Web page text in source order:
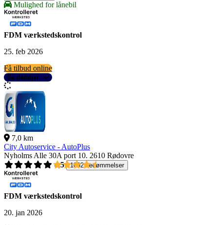
Mulighed for lånebil
FDM værkstedskontrol
25. feb 2026
Få tilbud online
Se detaljer
7,0 km
City Autoservice - AutoPlus
Nyholms Alle 30A port 10. 2610 Rødovre
4,5
1092 bedømmelser
FDM værkstedskontrol
20. jan 2026